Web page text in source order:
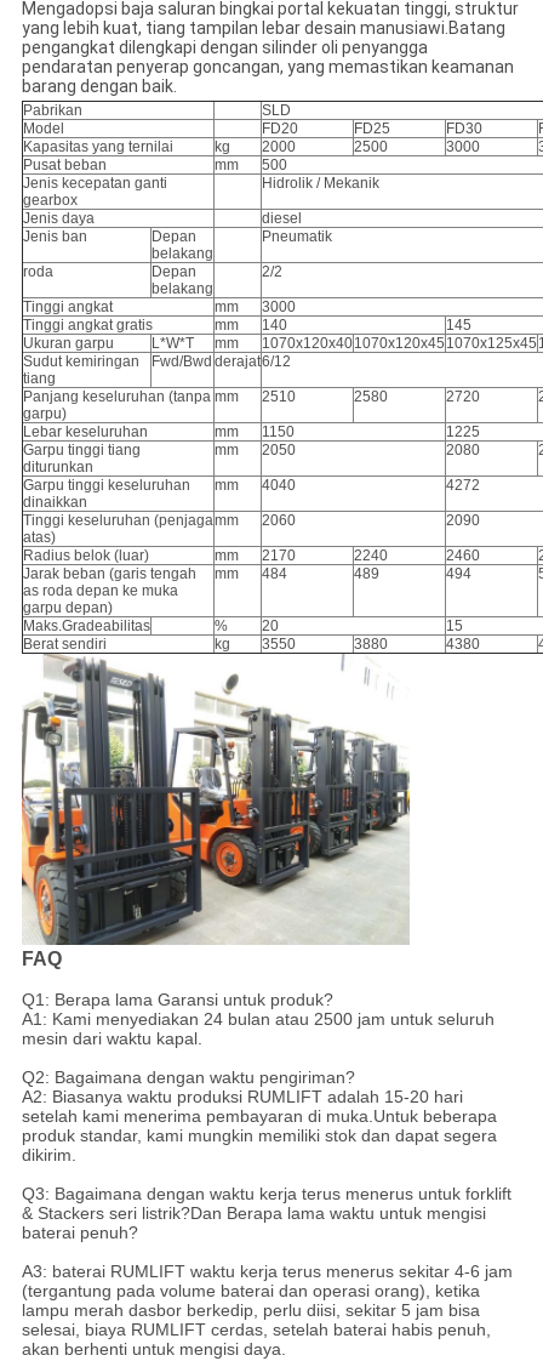
Mengadopsi baja saluran bingkai portal kekuatan tinggi, struktur
yang lebih kuat, tiang tampilan lebar desain manusiawi.Batang
pengangkat dilengkapi dengan silinder oli penyangga
pendaratan penyerap goncangan, yang memastikan keamanan
barang dengan baik.
Pabrikan
SLD
Model
FD20 FD25 FD30
Kapasitas yang ternilai
kg 2000 2500 3000
Pusat beban
mm
500
Jenis kecepatan ganti
gearbox
Hidrolik / Mekanik
Jenis daya
diesel
Jenis ban
Depan
belakang
Pneumatik
roda
Depan
belakang
2/2
Tinggi angkat mm
3000
Tinggi angkat gratis
mm 140
145
Ukuran garpu
L*W*T mm 1070x120x401070x120x45 1070x125x45
Sudut kemiringan
tiang
Fwd/Bwd derajat6/12
Panjang keseluruhan (tanpa
garpu)
mm 2510 2580 2720
Lebar keseluruhan mm 1150
1225
Garpu tinggi tiang
diturunkan
mm 2050 2080
Garpu tinggi keseluruhan
dinaikkan
mm 4040 4272
Tinggi keseluruhan (penjaga
atas)
mm 2060 2090
Radius belok (luar) mm 2170 2240 2460
Jarak beban (garis tengah
as roda depan ke muka
garpu depan)
mm 484 489 494
Maks.Gradeabilitas % 20
15
Berat sendiri
kg 3550 3880 4380
FAQ
Q1: Berapa lama Garansi untuk produk?
A1: Kami menyediakan 24 bulan atau 2500 jam untuk seluruh
mesin dari waktu kapal.
Q2: Bagaimana dengan waktu pengiriman?
A2: Biasanya waktu produksi RUMLIFT adalah 15-20 hari
setelah kami menerima pembayaran di muka.Untuk beberapa
produk standar, kami mungkin memiliki stok dan dapat segera
dikirim.
Q3: Bagaimana dengan waktu kerja terus menerus untuk forklift
& Stackers seri listrik?Dan Berapa lama waktu untuk mengisi
baterai penuh?
A3: baterai RUMLIFT waktu kerja terus menerus sekitar 4-6 jam
(tergantung pada volume baterai dan operasi orang), ketika
lampu merah dasbor berkedip, perlu diisi, sekitar 5 jam bisa
selesai, biaya RUMLIFT cerdas, setelah baterai habis penuh,
akan berhenti untuk mengisi daya.